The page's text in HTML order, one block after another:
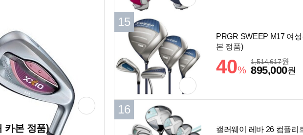
카본 정품)
15
15
PRGR SWEEP M17 여
본 정품)
40%
1,514,617원
895,000원
16
16
캘러웨이 레바 26 컴플리